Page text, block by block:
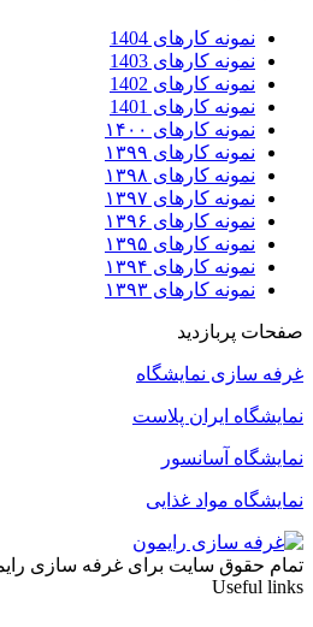
نمونه کارهای 1404
نمونه کارهای 1403
نمونه کارهای 1402
نمونه کارهای 1401
نمونه کارهای ۱۴۰۰
نمونه کارهای ۱۳۹۹
نمونه کارهای ۱۳۹۸
نمونه کارهای ۱۳۹۷
نمونه کارهای ۱۳۹۶
نمونه کارهای ۱۳۹۵
نمونه کارهای ۱۳۹۴
نمونه کارهای ۱۳۹۳
صفحات پربازدید
غرفه سازی نمایشگاه
نمایشگاه ایران پلاست
نمایشگاه آسانسور
نمایشگاه مواد غذایی
تمام حقوق سایت برای غرفه سازی
Useful links